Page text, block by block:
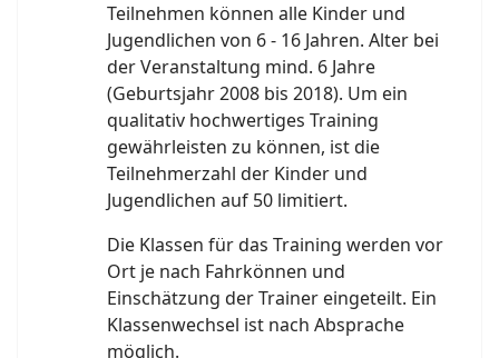
Teilnehmen können alle Kinder und
Jugendlichen von 6 - 16 Jahren. Alter bei
der Veranstaltung mind. 6 Jahre
(Geburtsjahr 2008 bis 2018). Um ein
qualitativ hochwertiges Training
gewährleisten zu können, ist die
Teilnehmerzahl der Kinder und
Jugendlichen auf 50 limitiert.
Die Klassen für das Training werden vor
Ort je nach Fahrkönnen und
Einschätzung der Trainer eingeteilt. Ein
Klassenwechsel ist nach Absprache
möglich.